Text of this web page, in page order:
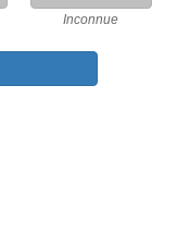
Inconnue